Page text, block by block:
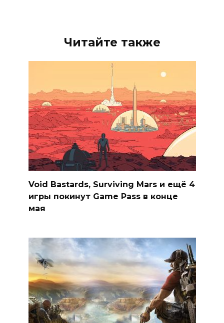
Читайте также
Void Bastards, Surviving Mars и ещё 4
игры покинут Game Pass в конце
мая